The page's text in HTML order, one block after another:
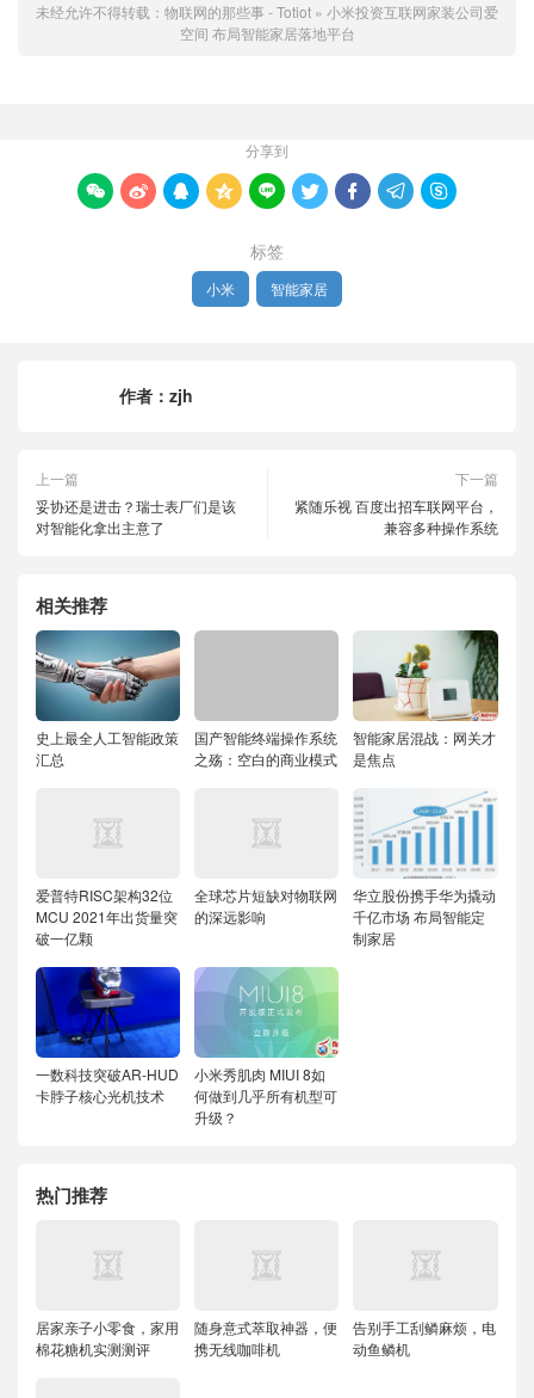
未经允许不得转载： 物联网的那些事 - Totiot » 小米投资互联网家装公司爱
空间 布局智能家居落地平台
分享到
        
标签
小米 智能家居
作者： zjh
上一篇
妥协还是进击？瑞士表厂们是该
对智能化拿出主意了
下一篇
紧随乐视 百度出招车联网平台，
兼容多种操作系统
相关推荐
史上最全人工智能政策
汇总
国产智能终端操作系统
之殇：空白的商业模式
智能家居混战：网关才
是焦点
爱普特RISC架构32位
MCU 2021年出货量突
破一亿颗
全球芯片短缺对物联网
的深远影响
华立股份携手华为撬动
千亿市场 布局智能定
制家居
一数科技突破AR-HUD
卡脖子核心光机技术
小米秀肌肉 MIUI 8如
何做到几乎所有机型可
升级？
热门推荐
居家亲子小零食，家用
棉花糖机实测测评
随身意式萃取神器，便
携无线咖啡机
告别手工刮鳞麻烦，电
动鱼鳞机